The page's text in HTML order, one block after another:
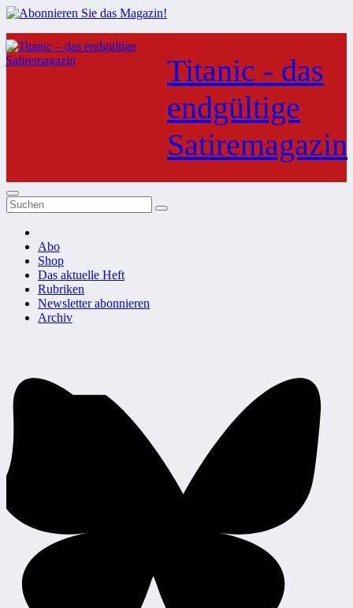
Zum
Inhalt
springen
Titanic - das
endgültige
Satiremagazin
Abo
Shop
Das aktuelle Heft
Rubriken
Newsletter abonnieren
Archiv